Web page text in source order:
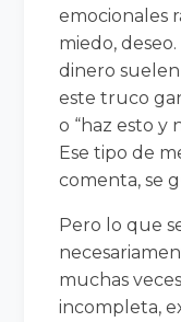
emocionales
miedo,
dinero
este truco
o “haz esto y
Ese tipo de
comenta, se
Pero lo que
muchas
incompleta,